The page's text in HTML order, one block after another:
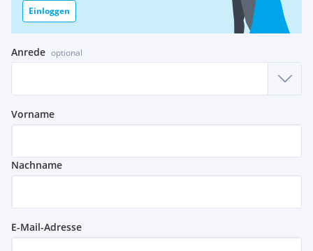
Einloggen
Anrede optional
Vorname
Nachname
E-Mail-Adresse